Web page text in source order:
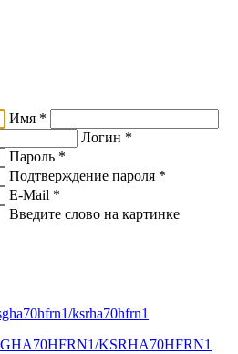
Имя *
Логин *
Пароль *
Подтверждение пароля *
E-Mail *
Введите слово на картинке
KSRHA70HFRN1